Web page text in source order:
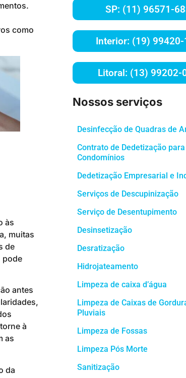
como
às
muitas
de
pode
antes
à
as
da
SP: (11) 96571-
Interior: (19) 99420-
Litoral: (13) 99202-
Nossos serviços
Desinfecção de Quadras de
Contrato de Dedetização para
Condomínios
Dedetização Empresarial e
Serviços de Descupinização
Serviço de Desentupimento
Desinsetização
Desratização
Hidrojateamento
Limpeza de caixa d’água
Limpeza de Caixas de
Pluviais
Limpeza de Fossas
Limpeza Pós Morte
Sanitização